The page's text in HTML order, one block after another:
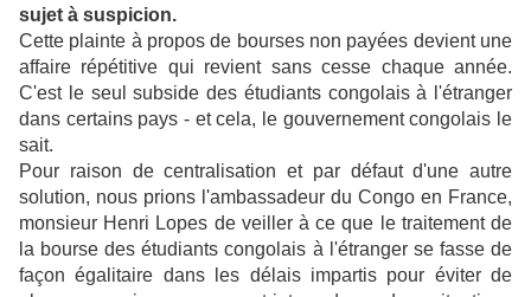
sujet à suspicion.
Cette plainte à propos de bourses non payées devient une
affaire répétitive qui revient sans cesse chaque année.
C'est le seul subside des étudiants congolais à l'étranger
dans certains pays - et cela, le gouvernement congolais le
sait.
Pour raison de centralisation et par défaut d'une autre
solution, nous prions l'ambassadeur du Congo en France,
monsieur Henri Lopes de veiller à ce que le traitement de
la bourse des étudiants congolais à l'étranger se fasse de
façon égalitaire dans les délais impartis pour éviter de